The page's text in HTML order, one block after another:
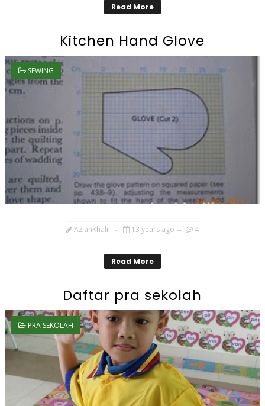
Read More
Kitchen Hand Glove
SEWING
AzianKhalil 13 years ago 4
Read More
Daftar pra sekolah
PRA SEKOLAH